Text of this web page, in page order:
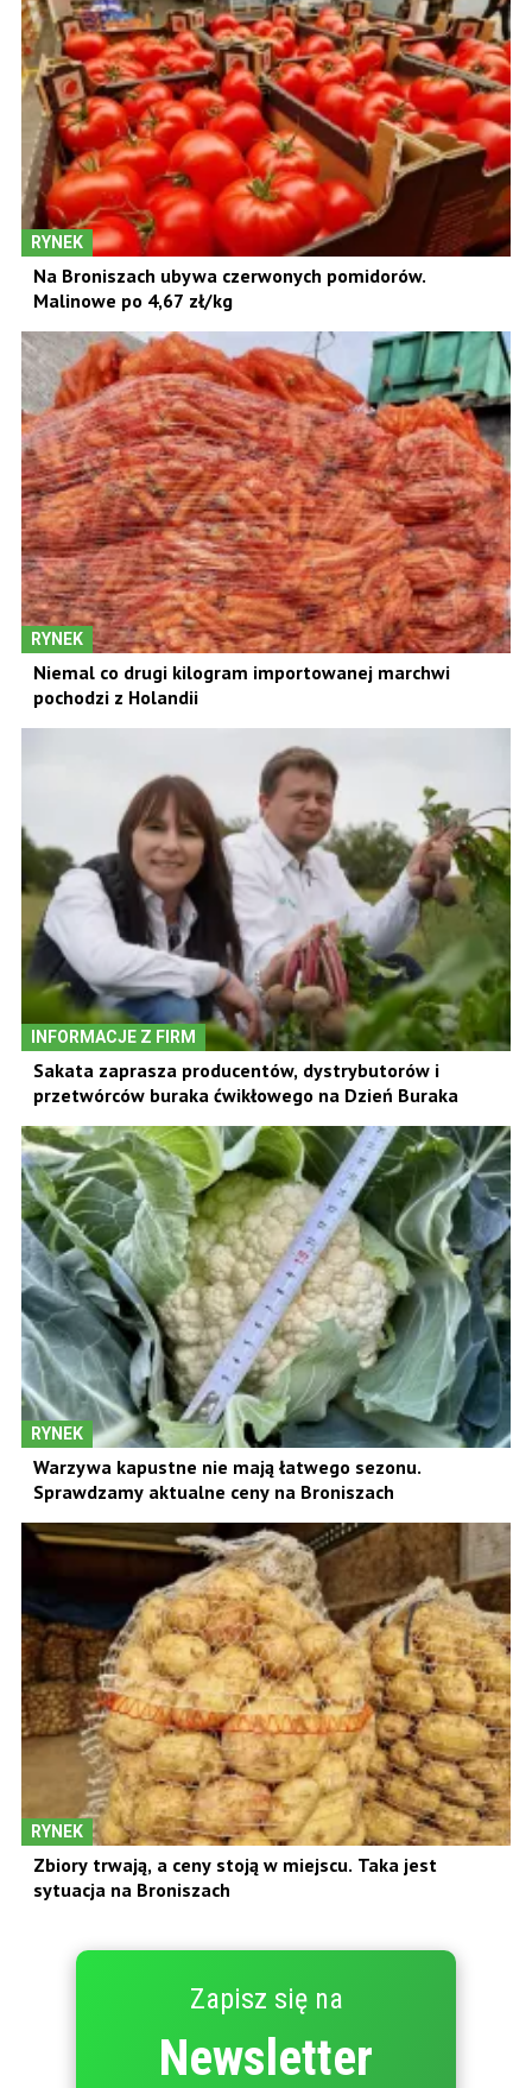
RYNEK
Na Broniszach ubywa czerwonych pomidorów.
Malinowe po 4,67 zł/kg
RYNEK
Niemal co drugi kilogram importowanej marchwi
pochodzi z Holandii
INFORMACJE Z FIRM
Sakata zaprasza producentów, dystrybutorów i
przetwórców buraka ćwikłowego na Dzień Buraka
RYNEK
Warzywa kapustne nie mają łatwego sezonu.
Sprawdzamy aktualne ceny na Broniszach
RYNEK
Zbiory trwają, a ceny stoją w miejscu. Taka jest
sytuacja na Broniszach
Zapisz się na
Newsletter